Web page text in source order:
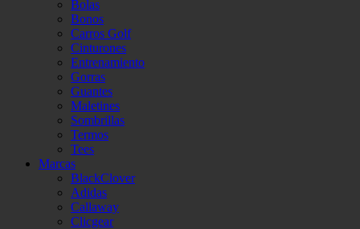
Bolas
Bonos
Carros Golf
Cinturones
Entrenamiento
Gorras
Guantes
Maletines
Sombrillas
Termos
Tees
Marcas
BlackClover
Adidas
Callaway
Clicgear